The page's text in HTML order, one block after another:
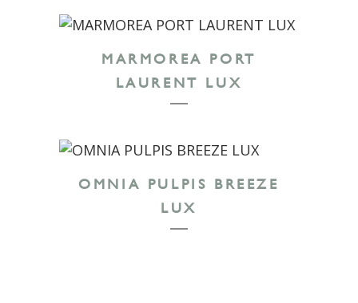
MARMOREA PORT
LAURENT LUX
OMNIA PULPIS BREEZE
LUX